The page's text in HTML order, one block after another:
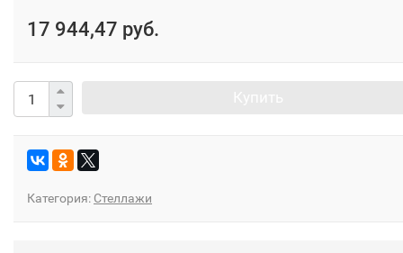
17 944,47 руб.
Категория: Стеллажи